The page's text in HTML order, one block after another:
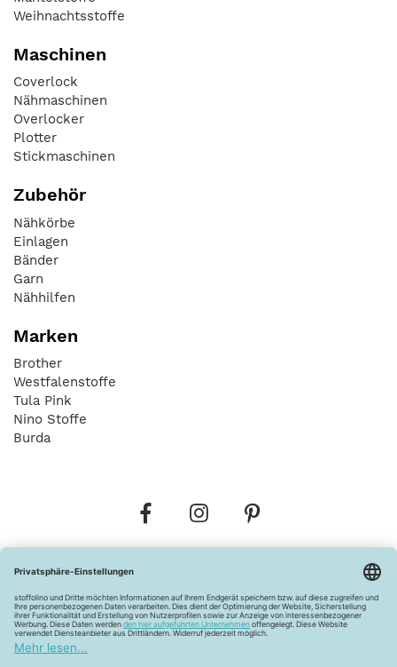
Weihnachtsstoffe
Maschinen
Coverlock
Nähmaschinen
Overlocker
Plotter
Stickmaschinen
Zubehör
Nähkörbe
Einlagen
Bänder
Garn
Nähhilfen
Marken
Brother
Westfalenstoffe
Tula Pink
Nino Stoffe
Burda
Widerrufsbelehrung Vertrag widerrufen
Barrierefreiheitserklärung